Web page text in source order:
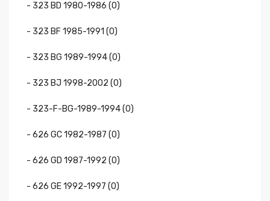
- 323 BD 1980-1986 (0)
- 323 BF 1985-1991 (0)
- 323 BG 1989-1994 (0)
- 323 BJ 1998-2002 (0)
- 323-F-BG-1989-1994 (0)
- 626 GC 1982-1987 (0)
- 626 GD 1987-1992 (0)
- 626 GE 1992-1997 (0)